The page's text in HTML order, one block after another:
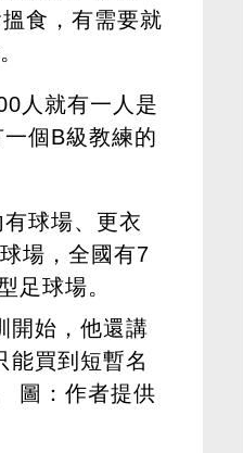
食，有需要就
人就有一人是
個B級教練的
球場、更衣
場，全國有7
足球場。
開始，他還講
能買到短暫名
圖：作者提供